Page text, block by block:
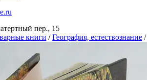
пер., 15
книги / География, естествознание /